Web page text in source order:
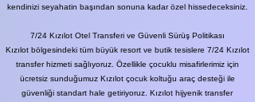
kendinizi seyahatin başından sonuna kadar özel hissedeceksiniz.
7/24 Kızılot Otel Transferi ve Güvenli Sürüş Politikası
Kızılot bölgesindeki tüm büyük resort ve butik tesislere 7/24 Kızılot
transfer hizmeti sağlıyoruz. Özellikle çocuklu misafirlerimiz için
ücretsiz sunduğumuz Kızılot çocuk koltuğu araç desteği ile
güvenliği standart hale getiriyoruz. Kızılot hijyenik transfer